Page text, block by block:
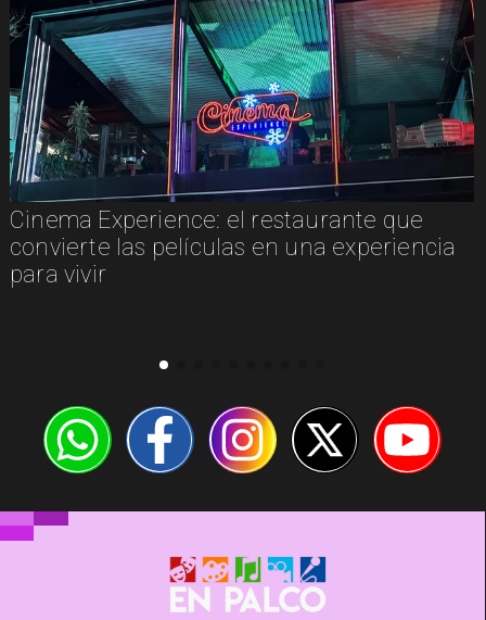
Cinema Experience: el restaurante que
convierte las películas en una experiencia
para vivir